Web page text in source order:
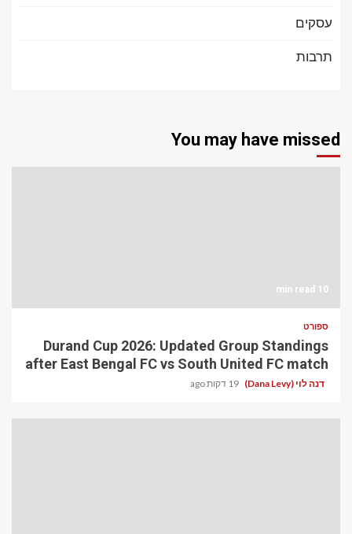
עסקים
תרבות
You may have missed
10 min read
ספורט
Durand Cup 2026: Updated Group Standings
after East Bengal FC vs South United FC match
דנה לוי (Dana Levy) 19 דקות ago